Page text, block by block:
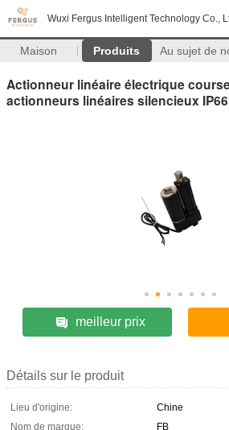
Wuxi Fergus Intelligent Technology Co.,
Maison Produits Au sujet de
Actionneur linéaire électrique
actionneurs linéaires silencieux IP66
meilleur prix
Détails sur le produit
Lieu d'origine:
Chine
Nom de marque:
FB